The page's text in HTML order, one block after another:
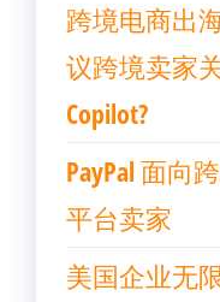
跨境电商出
议跨境卖家
Copilot?
PayPal 面向
平台卖家
美国企业无